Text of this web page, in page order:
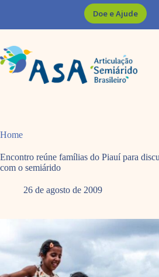
Doe e Ajude
Home
Encontro reúne famílias do Piauí para
com o semiárido
26 de agosto de 2009